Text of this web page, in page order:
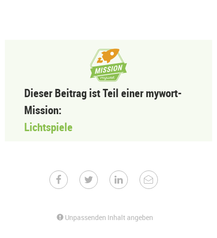
Dieser Beitrag ist Teil einer mywort-
Mission:
Lichtspiele
Unpassenden Inhalt angeben